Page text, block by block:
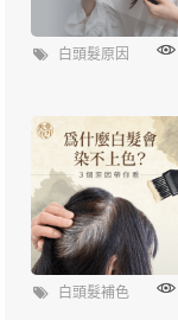
白頭髮原因
白頭髮補色